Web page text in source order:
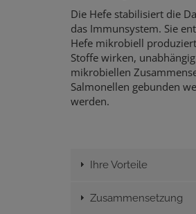
Die Hefe stabilisiert die
das Immunsystem. Sie
Hefe mikrobiell
Stoffe wirken,
mikrobiellen
Salmonellen gebunden
werden.
Ihre Vorteile
Zusammensetzung